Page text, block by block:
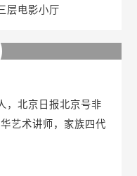
层电影小厅
，北京日报北京号非
艺术讲师，家族四代